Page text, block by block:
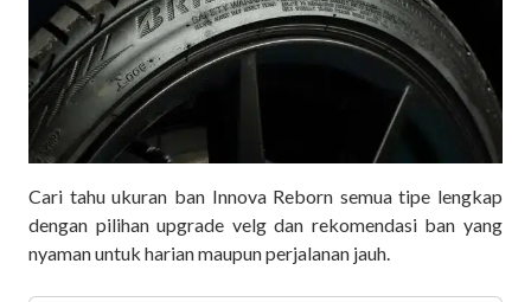
Cari tahu ukuran ban Innova Reborn semua tipe lengkap
dengan pilihan upgrade velg dan rekomendasi ban yang
nyaman untuk harian maupun perjalanan jauh.